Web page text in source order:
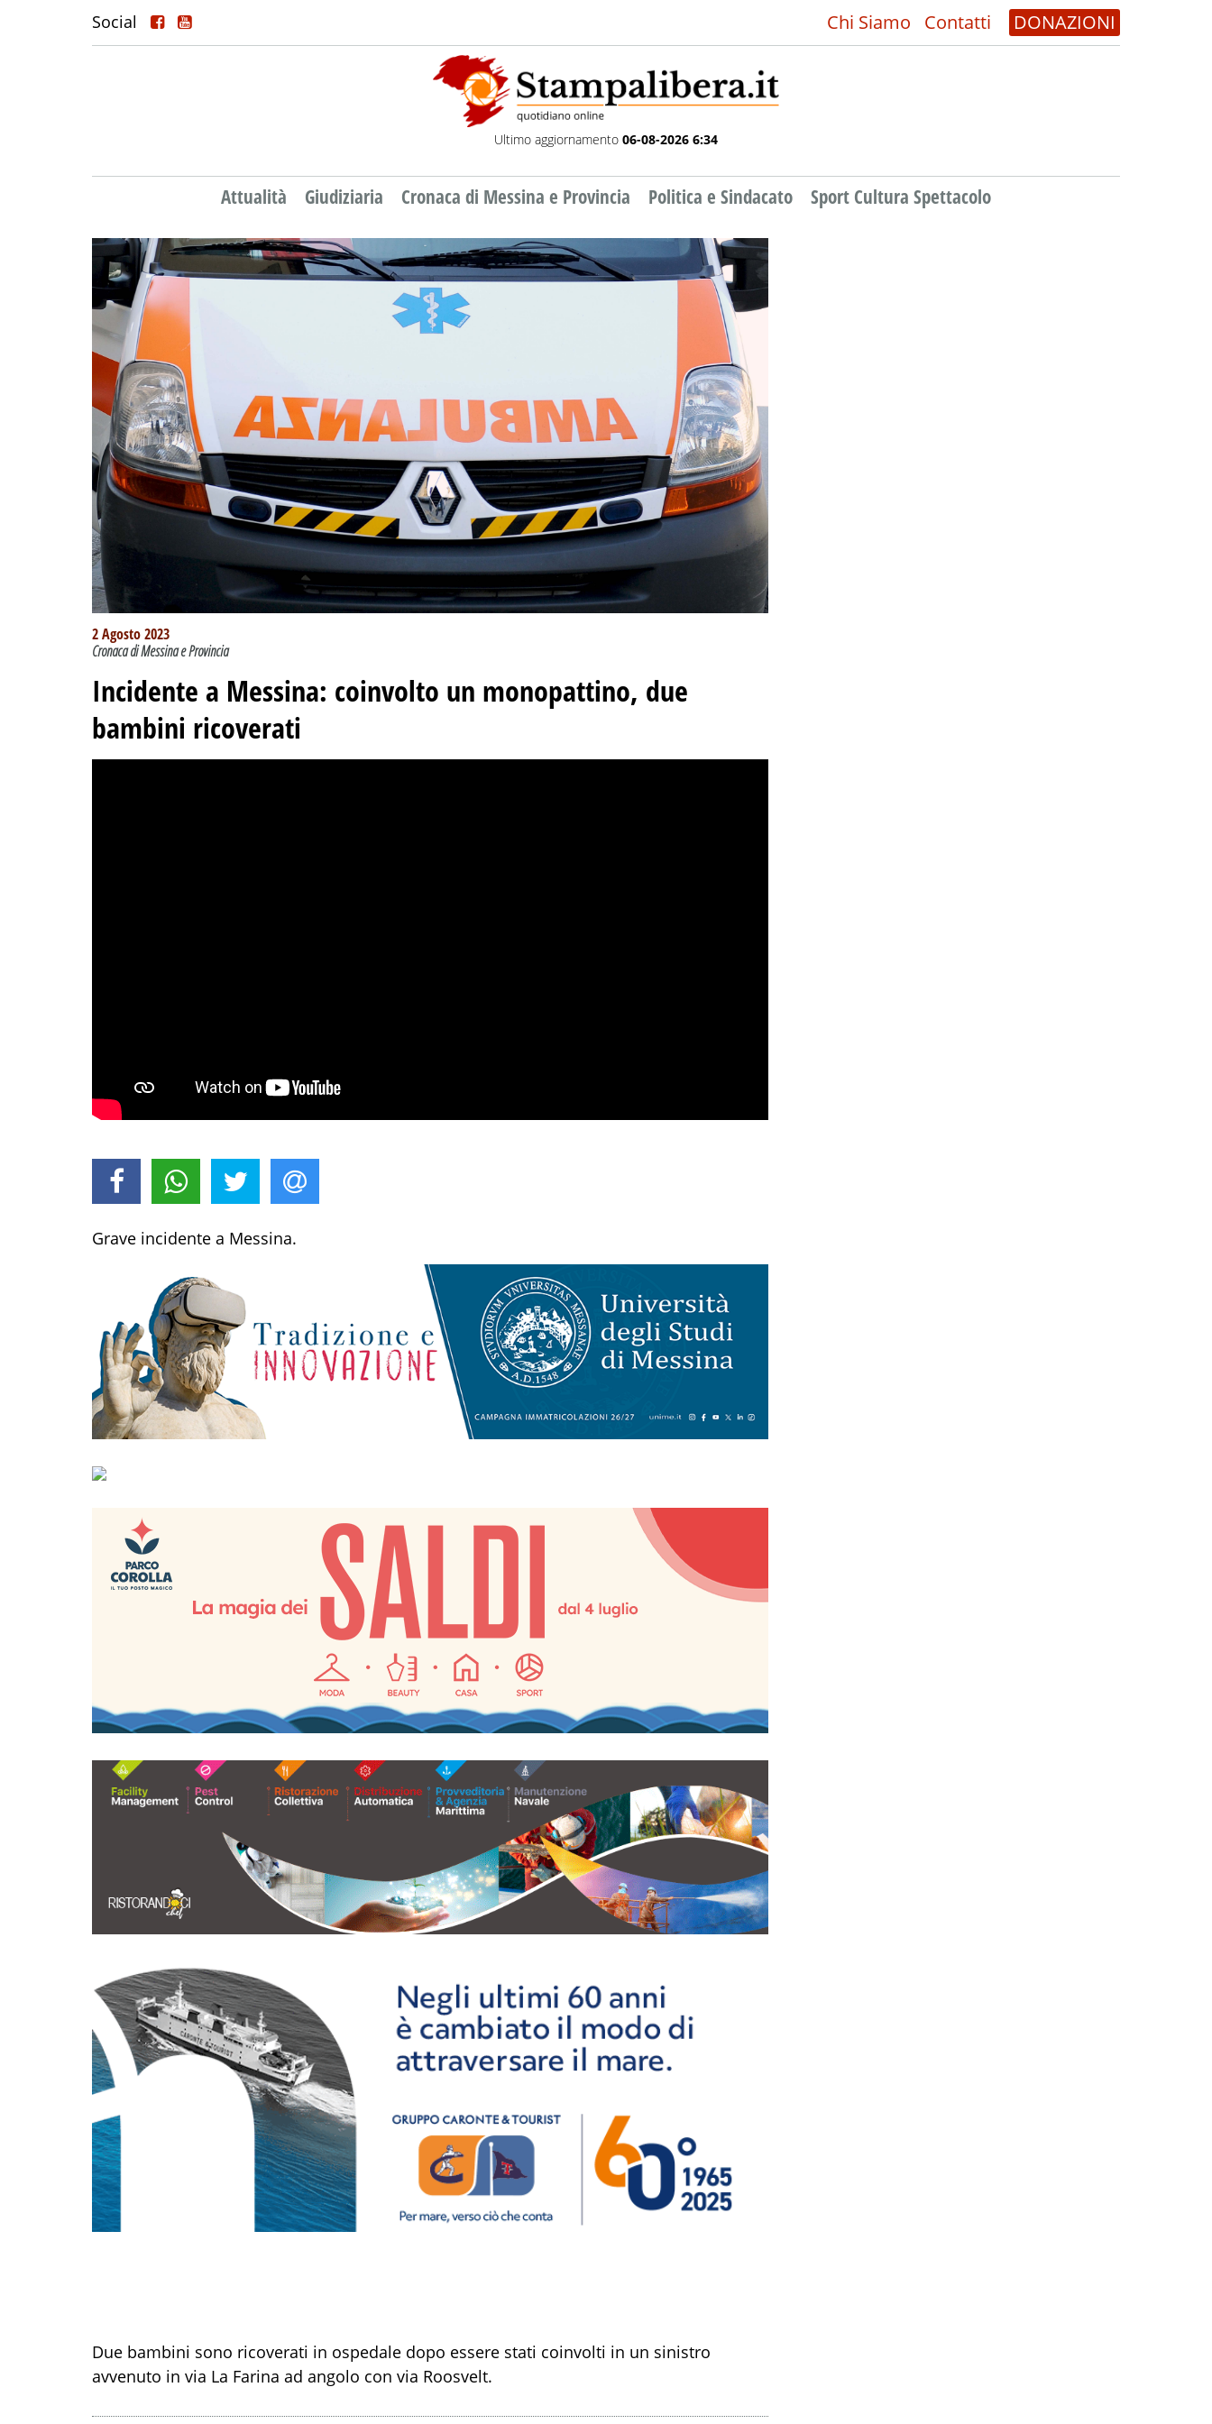
Social Chi Siamo Contatti DONAZIONI
Ultimo aggiornamento 06-08-2026 6:34
Attualità Giudiziaria Cronaca di Messina e Provincia Politica e Sindacato Sport Cultura Spettacolo
2 Agosto 2023
Cronaca di Messina e Provincia
Incidente a Messina: coinvolto un monopattino, due
bambini ricoverati
Grave incidente a Messina.
Due bambini sono ricoverati in ospedale dopo essere stati coinvolti in un sinistro
avvenuto in via La Farina ad angolo con via Roosvelt.